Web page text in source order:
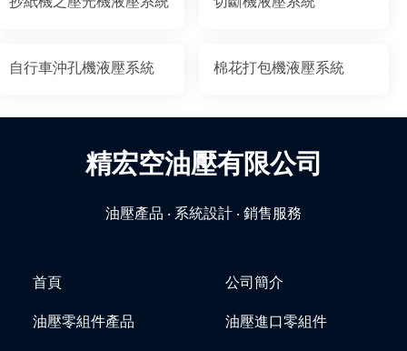
自行車沖孔機液壓系統 棉花打包機液壓系統
精宏空油壓有限公司
油壓產品 ‧ 系統設計 ‧ 銷售服務
首頁
公司簡介
油壓零組件產品
油壓進口零組件